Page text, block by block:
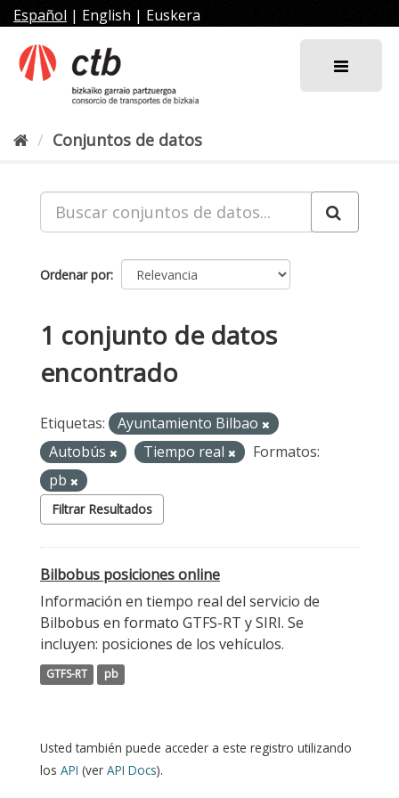
al
contenido
Español | English | Euskera
Conjuntos de datos
Ordenar por
1 conjunto de datos
encontrado
Etiquetas:
Ayuntamiento Bilbao
Autobús
Tiempo real
Formatos:
pb
Filtrar Resultados
Bilbobus posiciones online
Información en tiempo real del servicio de
Bilbobus en formato GTFS-RT y SIRI. Se
incluyen: posiciones de los vehículos.
GTFS-RT pb
Usted también puede acceder a este registro utilizando
los API (ver API Docs).